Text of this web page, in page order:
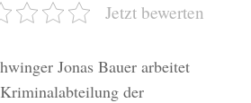
Jetzt bewerten
Jonas Bauer arbeitet
der